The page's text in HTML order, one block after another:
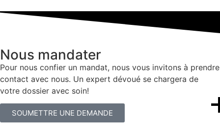
Nous mandater
Pour nous confier un mandat, nous vous invitons à prendre
contact avec nous. Un expert dévoué se chargera de
votre dossier avec soin!
SOUMETTRE UNE DEMANDE